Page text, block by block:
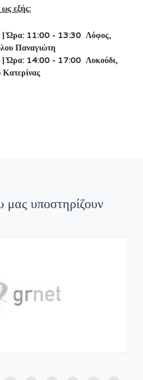
εξής:
| Ώρα: 11:00 - ­13:30 ­ Λόφος,
Παναγιώτη
Ώρα: 14:00­ - 17:00 ­ Λυκούδι,
μας υποστηρίζουν